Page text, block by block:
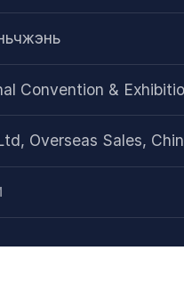
Convention &
Overseas Sales,